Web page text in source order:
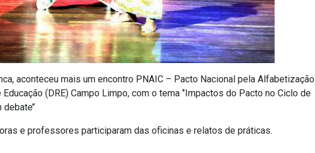
aconteceu mais um encontro PNAIC – Pacto Nacional pela Alfabetização
(DRE) Campo Limpo, com o tema ‘’Impactos do Pacto no Ciclo de
e professores participaram das oficinas e relatos de práticas.